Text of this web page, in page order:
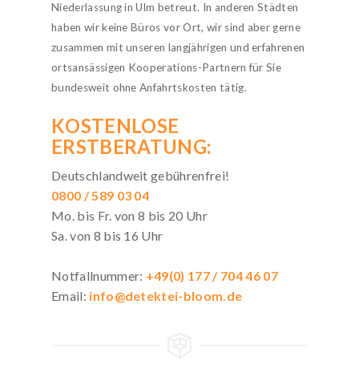
Niederlassung in Ulm betreut. In anderen Städten
haben wir keine Büros vor Ort, wir sind aber gerne
zusammen mit unseren langjährigen und erfahrenen
ortsansässigen Kooperations-Partnern für Sie
bundesweit ohne Anfahrtskosten tätig.
KOSTENLOSE
ERSTBERATUNG:
Deutschlandweit gebührenfrei!
0800 / 589 03 04
Mo. bis Fr. von 8 bis 20 Uhr
Sa. von 8 bis 16 Uhr
Notfallnummer: +49(0) 177 / 704 46 07
Email: info@detektei-bloom.de